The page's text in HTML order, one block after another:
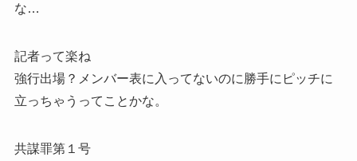
な…
記者って楽ね
強行出場？メンバー表に入ってないのに勝手にピッチに
立っちゃうってことかな。
共謀罪第１号